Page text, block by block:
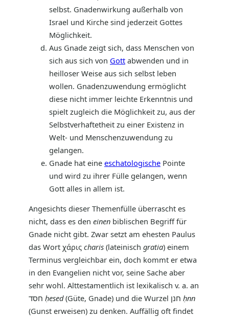
selbst. Gnadenwirkung außerhalb von
Israel und Kirche sind jederzeit Gottes
Möglichkeit.
Aus Gnade zeigt sich, dass Menschen von
sich aus sich von Gott abwenden und in
heilloser Weise aus sich selbst leben
wollen. Gnadenzuwendung ermöglicht
diese nicht immer leichte Erkenntnis und
spielt zugleich die Möglichkeit zu, aus der
Selbstverhaftetheit zu einer Existenz in
Welt- und Menschenzuwendung zu
gelangen.
Gnade hat eine eschatologische Pointe
und wird zu ihrer Fülle gelangen, wenn
Gott alles in allem ist.
Angesichts dieser Themenfülle überrascht es
nicht, dass es den einen biblischen Begriff für
Gnade nicht gibt. Zwar setzt am ehesten Paulus
das Wort χάρις charis (lateinisch gratia) einem
Terminus vergleichbar ein, doch kommt er etwa
in den Evangelien nicht vor, seine Sache aber
sehr wohl. Alttestamentlich ist lexikalisch v. a. an
ḥesed
ḥnn
(Gunst erweisen) zu denken. Auffällig oft findet